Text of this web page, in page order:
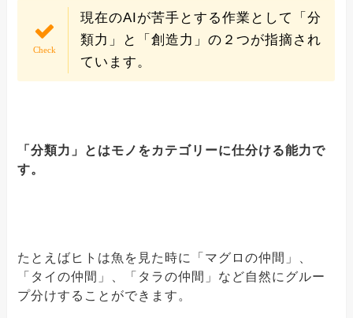
現在のAIが苦手とする作業として「分
類力」と「創造力」の２つが指摘され
ています。
「分類力」とはモノをカテゴリーに仕分ける能力で
す。
たとえばヒトは魚を見た時に「マグロの仲間」、
「タイの仲間」、「タラの仲間」など自然にグルー
プ分けすることができます。